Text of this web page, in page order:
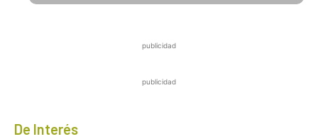
publicidad
publicidad
De Interés